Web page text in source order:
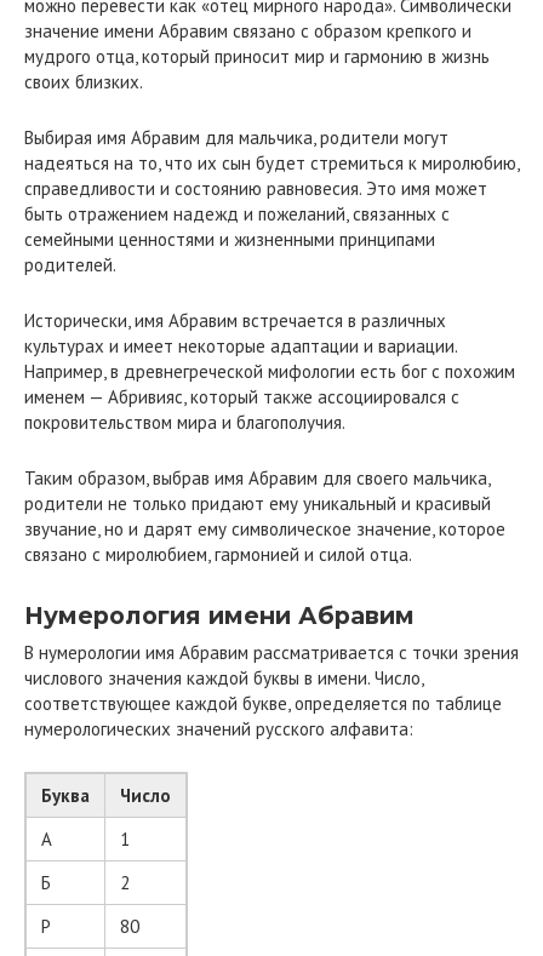
можно перевести как «отец мирного народа». Символически
значение имени Абравим связано с образом крепкого и
мудрого отца, который приносит мир и гармонию в жизнь
своих близких.
Выбирая имя Абравим для мальчика, родители могут
надеяться на то, что их сын будет стремиться к миролюбию,
справедливости и состоянию равновесия. Это имя может
быть отражением надежд и пожеланий, связанных с
семейными ценностями и жизненными принципами
родителей.
Исторически, имя Абравим встречается в различных
культурах и имеет некоторые адаптации и вариации.
Например, в древнегреческой мифологии есть бог с похожим
именем — Абривияс, который также ассоциировался с
покровительством мира и благополучия.
Таким образом, выбрав имя Абравим для своего мальчика,
родители не только придают ему уникальный и красивый
звучание, но и дарят ему символическое значение, которое
связано с миролюбием, гармонией и силой отца.
Нумерология имени Абравим
В нумерологии имя Абравим рассматривается с точки зрения
числового значения каждой буквы в имени. Число,
соответствующее каждой букве, определяется по таблице
нумерологических значений русского алфавита:
Буква
Число
А
1
Б
2
Р
80